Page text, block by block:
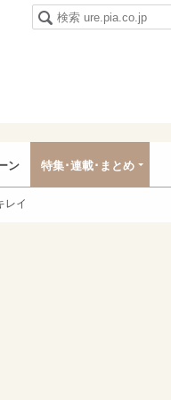
ン 特集･連載･まとめ
レイ